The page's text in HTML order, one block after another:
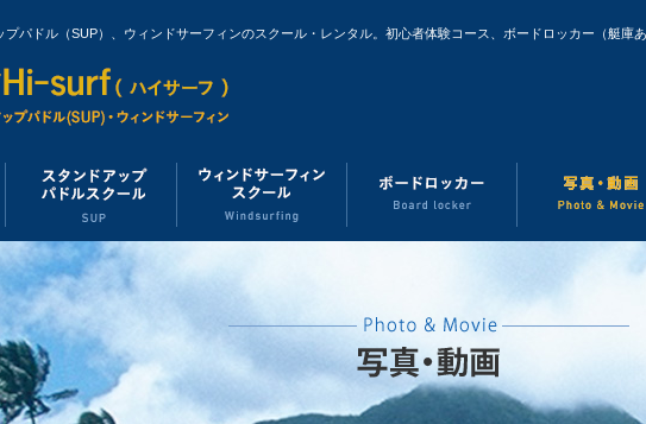
プパドル（SUP）、ウィンドサーフィンのスクール・レンタル。初心者体験コース、ボードロッカー（艇庫あ